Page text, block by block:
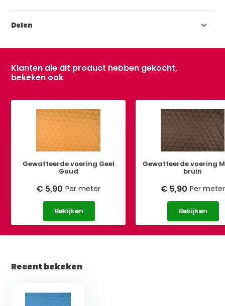
Delen
Klanten die dit product hebben gekocht,
bekeken ook
Gewatteerde voering Geel
Goud
€ 5,90 Per meter
Bekijken
Gewatteerde voering
bruin
€ 5,90 Per meter
Bekijken
Recent bekeken